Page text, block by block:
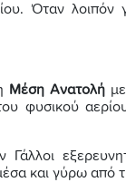
Όταν λοιπόν
Μέση Ανατολή
φυσικού
και γύρω από